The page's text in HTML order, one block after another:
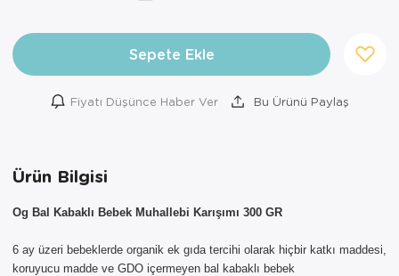
Sepete Ekle
Fiyatı Düşünce Haber Ver Bu Ürünü Paylaş
Ürün Bilgisi
Og Bal Kabaklı Bebek Muhallebi Karışımı 300 GR
6 ay üzeri bebeklerde organik ek gıda tercihi olarak hiçbir katkı maddesi,
koruyucu madde ve GDO içermeyen bal kabaklı bebek